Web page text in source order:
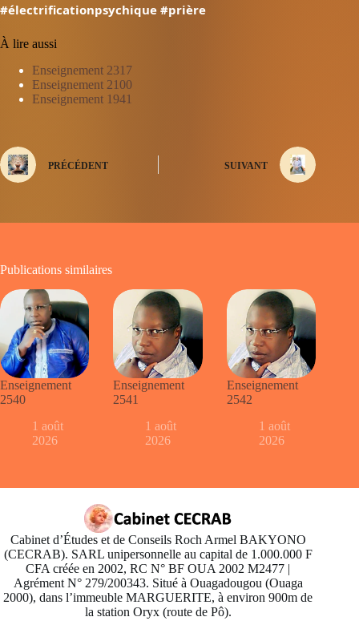
#électrificationpsychique #prière
À lire aussi
Enseignement 2317
Enseignement 2100
Enseignement 1941
PRÉCÉDENT SUIVANT
Publications similaires
Enseignement
2540
1 août
2026
Enseignement
2541
1 août
2026
Enseignement
2542
1 août
2026
Cabinet d’Études et de Conseils Roch Armel BAKYONO
(CECRAB). SARL unipersonnelle au capital de 1.000.000 F
CFA créée en 2002, RC N° BF OUA 2002 M2477 |
Agrément N° 279/200343. Situé à Ouagadougou (Ouaga
2000), dans l’immeuble MARGUERITE, à environ 900m de
la station Oryx (route de Pô).